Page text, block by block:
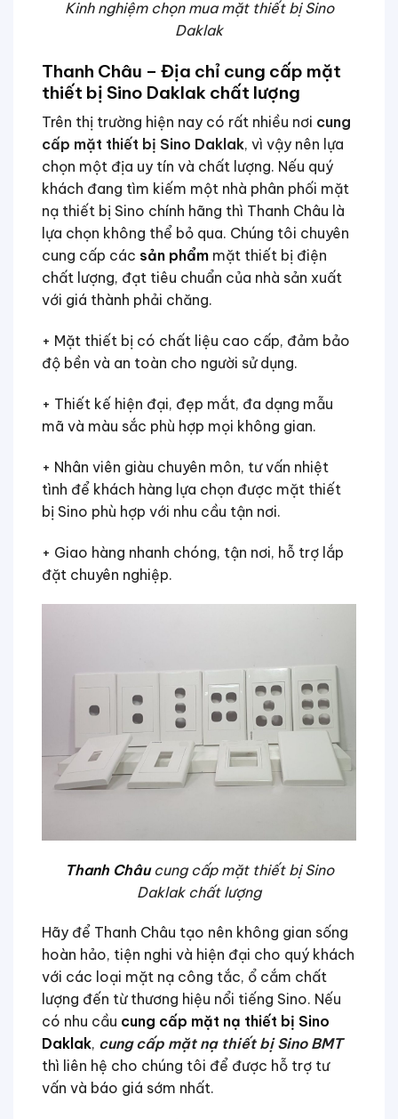
Kinh nghiệm chọn mua mặt thiết bị Sino
Daklak
Thanh Châu – Địa chỉ cung cấp mặt
thiết bị Sino Daklak chất lượng
Trên thị trường hiện nay có rất nhiều nơi cung
cấp mặt thiết bị Sino Daklak, vì vậy nên lựa
chọn một địa uy tín và chất lượng. Nếu quý
khách đang tìm kiếm một nhà phân phối mặt
nạ thiết bị Sino chính hãng thì Thanh Châu là
lựa chọn không thể bỏ qua. Chúng tôi chuyên
cung cấp các sản phẩm mặt thiết bị điện
chất lượng, đạt tiêu chuẩn của nhà sản xuất
với giá thành phải chăng.
+ Mặt thiết bị có chất liệu cao cấp, đảm bảo
độ bền và an toàn cho người sử dụng.
+ Thiết kế hiện đại, đẹp mắt, đa dạng mẫu
mã và màu sắc phù hợp mọi không gian.
+ Nhân viên giàu chuyên môn, tư vấn nhiệt
tình để khách hàng lựa chọn được mặt thiết
bị Sino phù hợp với nhu cầu tận nơi.
+ Giao hàng nhanh chóng, tận nơi, hỗ trợ lắp
đặt chuyên nghiệp.
Thanh Châucung cấp mặt thiết bị Sino
Daklak chất lượng
Hãy để Thanh Châu tạo nên không gian sống
hoàn hảo, tiện nghi và hiện đại cho quý khách
với các loại mặt nạ công tắc, ổ cắm chất
lượng đến từ thương hiệu nổi tiếng Sino. Nếu
có nhu cầu cung cấp mặt nạ thiết bị Sino
Daklak, cung cấp mặt nạ thiết bị Sino BMT
thì liên hệ cho chúng tôi để được hỗ trợ tư
vấn và báo giá sớm nhất.